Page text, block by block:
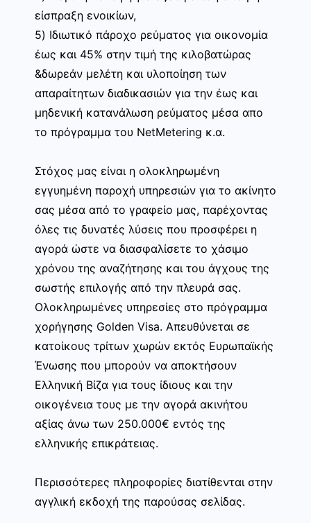
είσπραξη ενοικίων,
5) Ιδιωτικό πάροχο ρεύματος για οικονομία
έως και 45% στην τιμή της κιλοβατώρας
&δωρεάν μελέτη και υλοποίηση των
απαραίτητων διαδικασιών για την έως και
μηδενική κατανάλωση ρεύματος μέσα απο
το πρόγραμμα του NetMetering κ.α.
Στόχος μας είναι η ολοκληρωμένη
εγγυημένη παροχή υπηρεσιών για το ακίνητο
σας μέσα από το γραφείο μας, παρέχοντας
όλες τις δυνατές λύσεις που προσφέρει η
αγορά ώστε να διασφαλίσετε το χάσιμο
χρόνου της αναζήτησης και του άγχους της
σωστής επιλογής από την πλευρά σας.
Ολοκληρωμένες υπηρεσίες στο πρόγραμμα
χορήγησης Golden Visa. Απευθύνεται σε
κατοίκους τρίτων χωρών εκτός Ευρωπαϊκής
Ένωσης που μπορούν να αποκτήσουν
Ελληνική Βίζα για τους ίδιους και την
οικογένεια τους με την αγορά ακινήτου
αξίας άνω των 250.000€ εντός της
ελληνικής επικράτειας.
Περισσότερες πληροφορίες διατίθενται στην
αγγλική εκδοχή της παρούσας σελίδας.